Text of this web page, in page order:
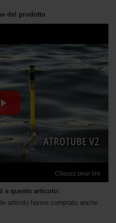
del prodotto
Cliquez pour lire
a questo articolo:
articolo hanno comprato anche: